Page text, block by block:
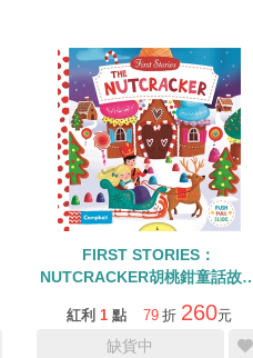
FIRST STORIES：
NUTCRACKER胡桃鉗童話故
紅利 1 點 79 折 260元
缺貨中